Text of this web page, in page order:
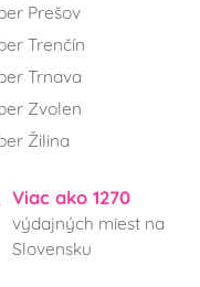
Prešov
Trenčín
Trnava
Zvolen
Žilina
Viac ako 1270
výdajných miest na
Slovensku